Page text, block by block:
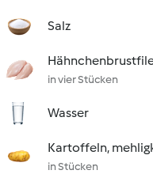
Salz
in vier Stücken
Wasser
Kartoffeln,
in Stücken